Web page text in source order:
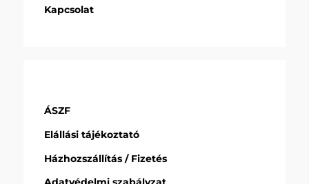
Kapcsolat
ÁSZF
Elállási tájékoztató
Házhozszállítás / Fizetés